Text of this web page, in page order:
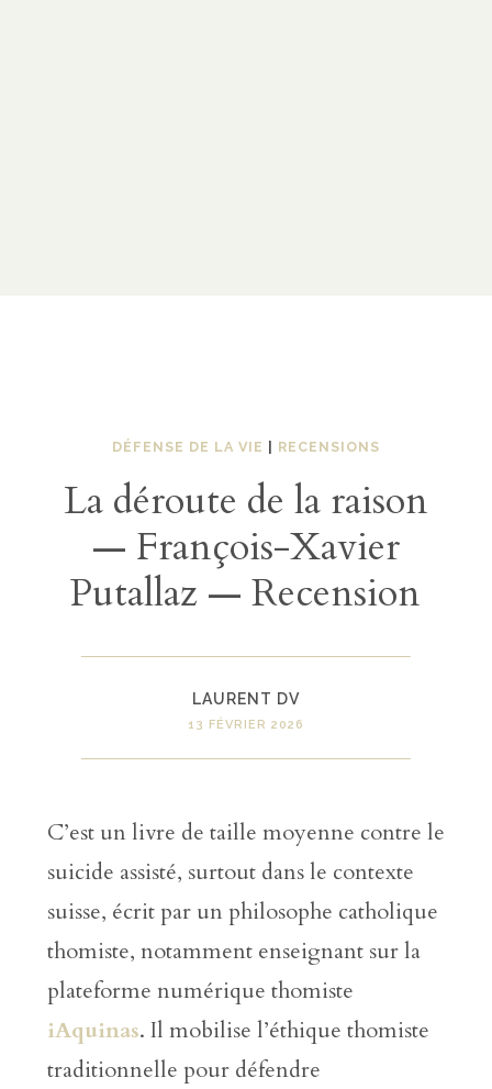
DÉFENSE DE LA VIE RECENSIONS
La déroute de la raison
— François-Xavier
Putallaz — Recension
LAURENT DV
13 FÉVRIER 2026
C’est un livre de taille moyenne contre le
suicide assisté, surtout dans le contexte
suisse, écrit par un philosophe catholique
thomiste, notamment enseignant sur la
plateforme numérique thomiste
iAquinas. Il mobilise l’éthique thomiste
traditionnelle pour défendre